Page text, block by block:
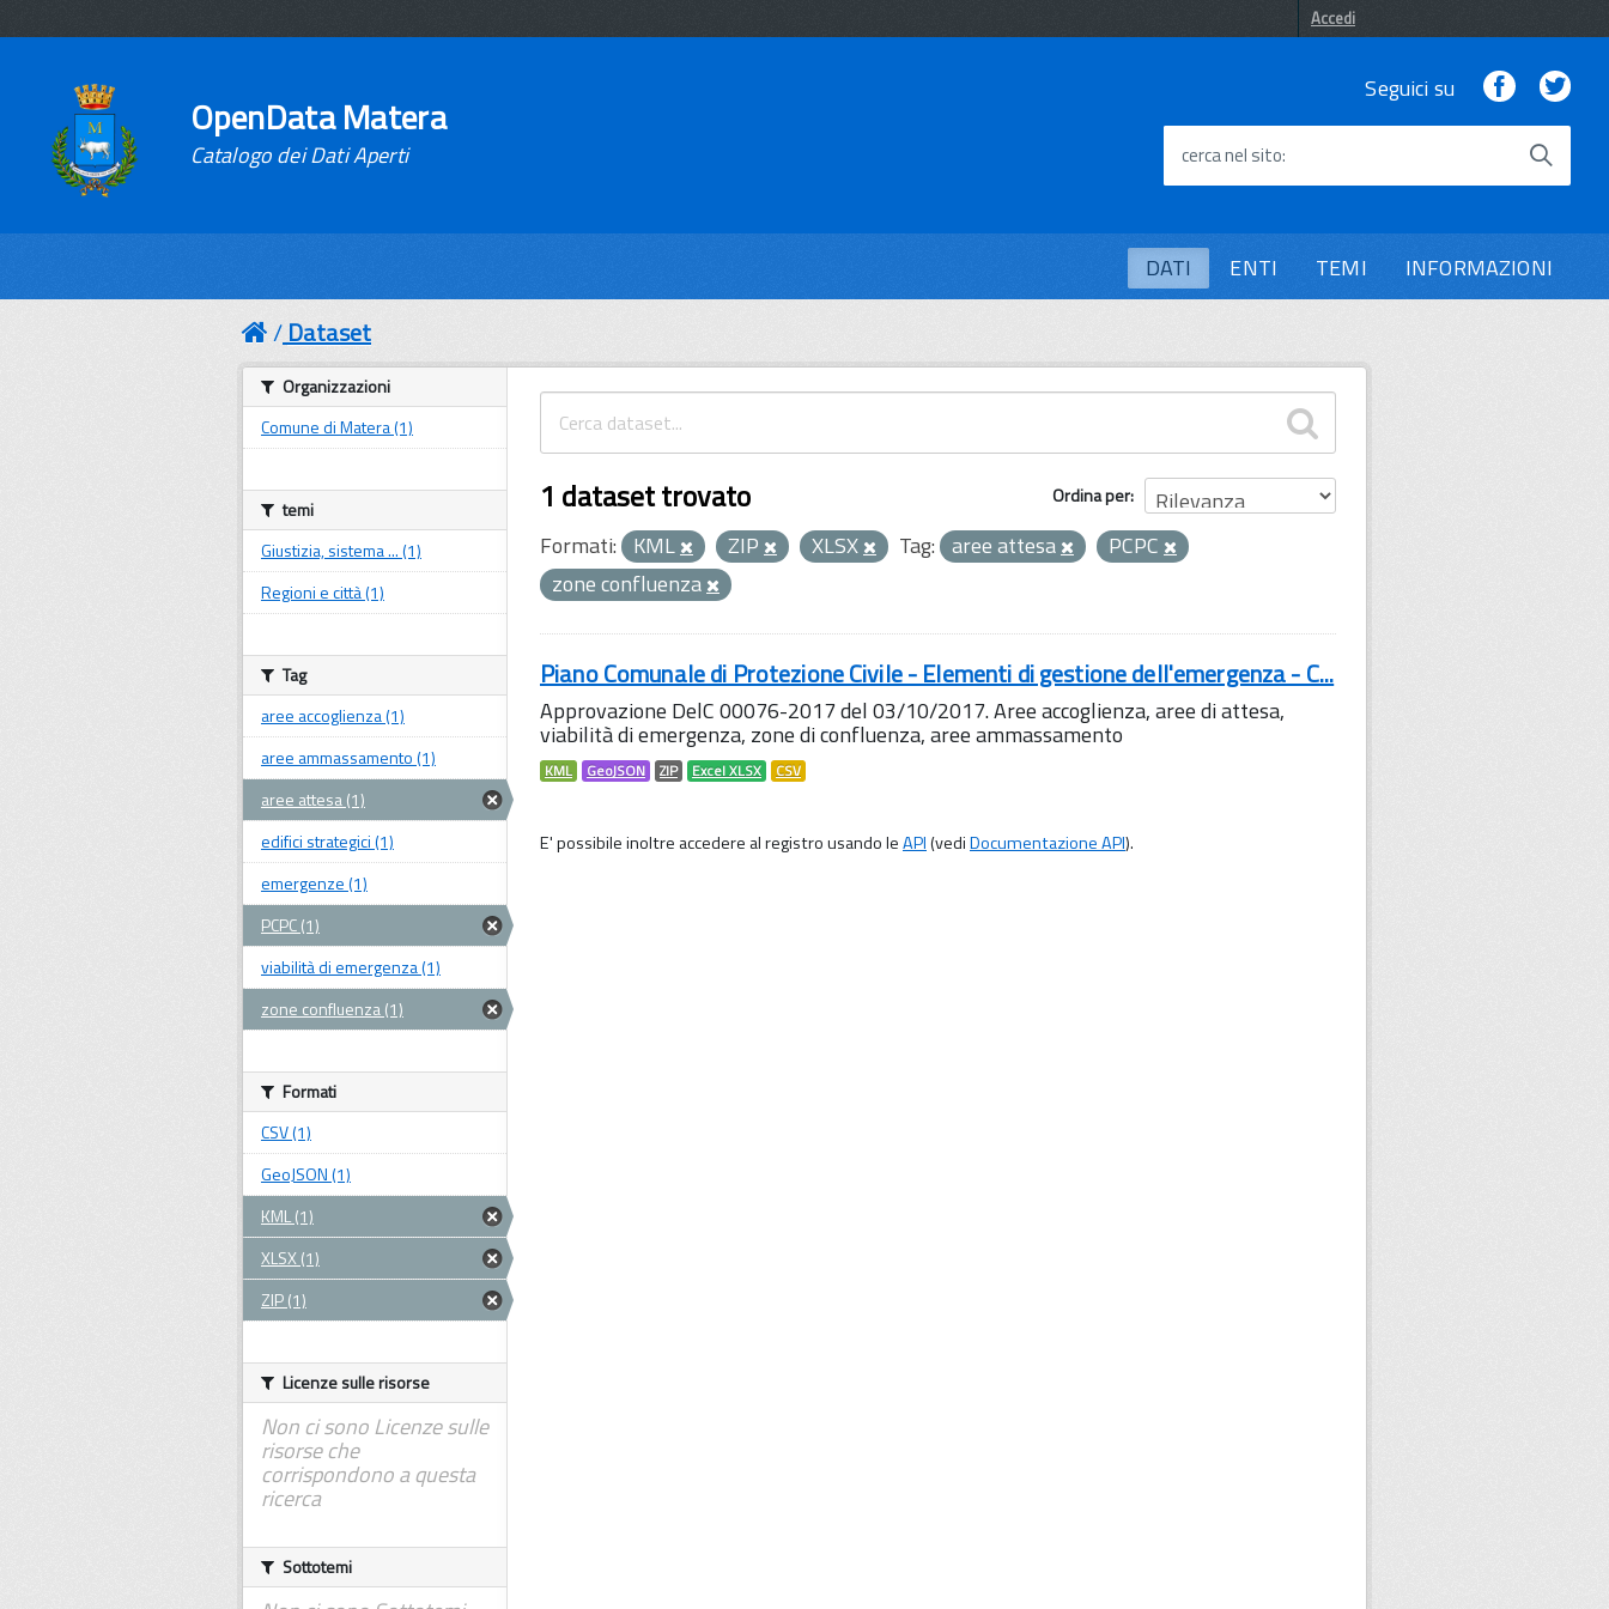
Accedi
OpenData Matera
Catalogo dei Dati Aperti
Seguici su Facebook
cerca nel sito
DATI ENTI TEMI INFORMAZIONI
Dataset
Ordina per
1 dataset trovato
Formati: KML ZIP XLSX Tag: aree attesa
PCPC
zone confluenza
Piano Comunale di Protezione Civile - Elementi di gestione dell'emergenza - C...
Approvazione DelC 00076-2017 del 03/10/2017. Aree accoglienza, aree di attesa,
viabilità di emergenza, zone di confluenza, aree ammassamento
KML GeoJSON ZIP Excel XLSX CSV
E' possibile inoltre accedere al registro usando leAPI(vediDocumentazione API).
Organizzazioni
Comune di Matera (1)
temi
Giustizia, sistema ... (1)
Regioni e città (1)
Tag
aree accoglienza (1)
aree ammassamento (1)
aree attesa (1)
edifici strategici (1)
emergenze (1)
PCPC (1)
viabilità di emergenza (1)
zone confluenza (1)
Formati
CSV (1)
GeoJSON (1)
KML (1)
XLSX (1)
ZIP (1)
Licenze sulle risorse
Non ci sono Licenze sulle
risorse che
corrispondono a questa
ricerca
Sottotemi